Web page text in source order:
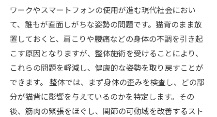
ワークやスマートフォンの使用が進む現代社会におい
て、誰もが直面しがちな姿勢の問題です。猫背のまま放
置しておくと、肩こりや腰痛などの身体の不調を引き起
こす原因となりますが、整体施術を受けることにより、
これらの問題を軽減し、健康的な姿勢を取り戻すことが
できます。 整体では、まず身体の歪みを検査し、どの部
分が猫背に影響を与えているのかを特定します。その
後、筋肉の緊張をほぐし、関節の可動域を改善するスト